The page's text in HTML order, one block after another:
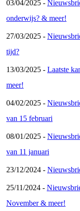
03/04/2025 -
onderwijs? & meer!
27/03/2025 -
tijd?
13/03/2025 - Laatste
meer!
04/02/2025 -
van 15 februari
08/01/2025 -
van 11 januari
23/12/2024 -
25/11/2024 -
November & meer!